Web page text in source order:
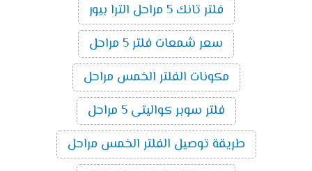
فلتر تانك 5 مراحل الترا بيور
سعر شمعات فلتر 5 مراحل
مكونات الفلتر الخمس مراحل
فلتر سوبر كواليتى 5 مراحل
طريقة توصيل الفلتر الخمس مراحل